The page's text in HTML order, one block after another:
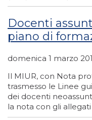
Docenti
piano di
domenica 1 marzo
Il MIUR, con Nota
trasmesso le Linee
dei docenti
la nota con gli allegati